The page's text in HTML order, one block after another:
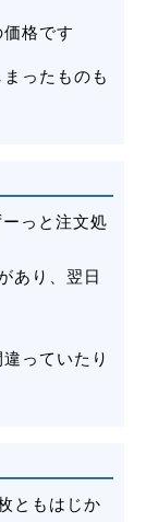
格です
ったものも
っと注文処
あり、翌日
っていたり
ともはじか